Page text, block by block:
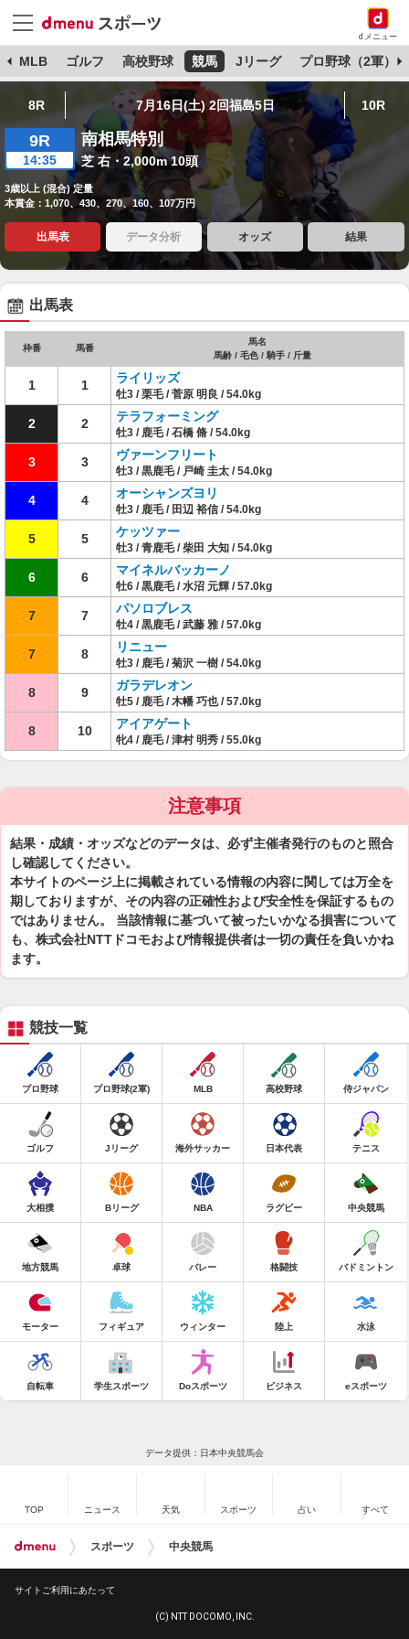
dメニュー
MLB ゴルフ 高校野球 競馬 Jリーグ プロ野球（2軍）
8R 7月16日(土) 2回福島5日 10R
9R
14:35
南相馬特別
芝 右・2,000m 10頭
3歳以上 (混合) 定量
本賞金：1,070、430、270、160、107万円
出馬表 データ分析 オッズ 結果
出馬表
枠番 馬番
馬名
馬齢 / 毛色 / 騎手 / 斤量
1 1 ライリッズ
牡3 / 栗毛 / 菅原 明良 / 54.0kg
2 2 テラフォーミング
牡3 / 鹿毛 / 石橋 脩 / 54.0kg
3 3 ヴァーンフリート
牡3 / 黒鹿毛 / 戸崎 圭太 / 54.0kg
4 4 オーシャンズヨリ
牡3 / 鹿毛 / 田辺 裕信 / 54.0kg
5 5 ケッツァー
牡3 / 青鹿毛 / 柴田 大知 / 54.0kg
6 6 マイネルバッカーノ
牡6 / 黒鹿毛 / 水沼 元輝 / 57.0kg
7 7 パソロブレス
牡4 / 黒鹿毛 / 武藤 雅 / 57.0kg
7 8 リニュー
牡3 / 鹿毛 / 菊沢 一樹 / 54.0kg
8 9 ガラデレオン
牡5 / 鹿毛 / 木幡 巧也 / 57.0kg
8 10 アイアゲート
牝4 / 鹿毛 / 津村 明秀 / 55.0kg
注意事項
結果・成績・オッズなどのデータは、必ず主催者発行のものと照合
し確認してください。
本サイトのページ上に掲載されている情報の内容に関しては万全を
期しておりますが、その内容の正確性および安全性を保証するもの
ではありません。 当該情報に基づいて被ったいかなる損害について
も、株式会社NTTドコモおよび情報提供者は一切の責任を負いかね
ます。
競技一覧
プロ野球 プロ野球(2軍) MLB 高校野球 侍ジャパン
ゴルフ Jリーグ 海外サッカー 日本代表 テニス
大相撲 Bリーグ NBA ラグビー 中央競馬
地方競馬 卓球 バレー 格闘技 バドミントン
モーター フィギュア ウィンター 陸上 水泳
自転車 学生スポーツ Doスポーツ ビジネス eスポーツ
データ提供：日本中央競馬会
TOP ニュース 天気 スポーツ 占い すべて
スポーツ 中央競馬
サイトご利用にあたって
(C) NTT DOCOMO, INC.